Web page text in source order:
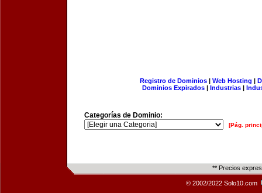
Registro de Dominios| Web Hosting |
Dominios Expirados | Industrias |
Categorías de Dominio:
[Pág.
** Precios
© 2002/2022 Solo10.com